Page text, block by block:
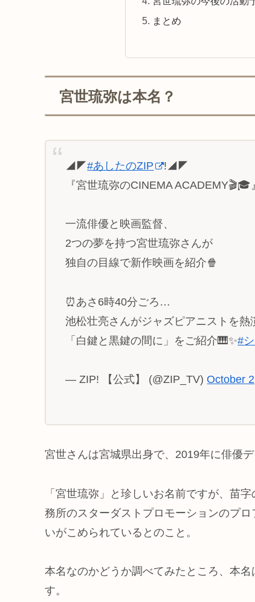
まとめ
宮世琉弥は本名？
◢◤#あしたのZIP
!◢◤
『宮世琉弥のCINEMA ACADEMY🎬🎓
一流俳優と映画監督、
2つの夢を持つ宮世琉弥さんが
独自の目線で新作映画を紹介🍿
⏰あさ6時40分ごろ…
池松壮亮さんがジャズピアニストを熱
「白鍵と黒鍵の間に」をご紹介🎹✨#
— ZIP! 【公式】 (@ZIP_TV)October
宮世さんは宮城県出身で、2019年に俳優デ
「宮世琉弥」と珍しいお名前ですが、苗
務所のスターダストプロモーションのプ
いがこめられているとのこと。
本名なのかどうか調べてみたところ、本
す。